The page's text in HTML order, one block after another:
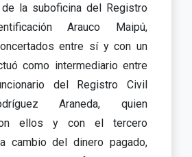
la suboficina del Registro
Arauco Maipú,
entre sí y con un
como intermediario entre
del Registro Civil
Araneda, quien
ellos y con el tercero
cambio del dinero pagado,